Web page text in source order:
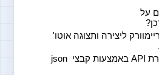
הבטן הרכה: איך שומרים על
- פריימוורק ליצירה ותצוגה אוטו'
Swagger תומך גם ביצירת API באמצעות קבצי json